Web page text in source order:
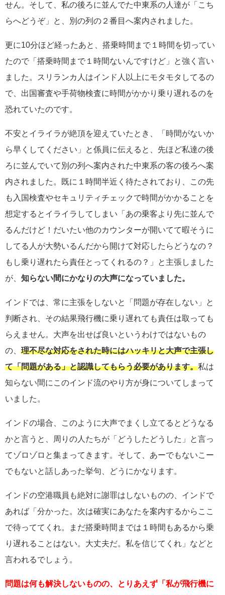
せん。そして、私の後ろに並んでた中東系の人達が「こち
らへどうぞ」と、別の列の２番目へ案内されました。
更に10分ほど経ったあと、搭乗時間まで１時間を切ってい
たので「搭乗時間まで１時間ないんですけど」と強く言い
ました。スリランカ人はインド人以上にモタモタしてるの
で、出国審査や手荷物検査に時間がかかり乗り遅れるのを
恐れていたのです。
不安とイライラが絶頂を迎えていたとき、「時間がないか
ら早くしてください」と係員に伝えると、先ほど私達の後
ろに並んでいて別の列へ案内された中東系の客の後ろへ案
内されました。既に１時間半近く待たされており、この先
も入国検査やセキュリティチェックで時間がかかることを
想定するとイライラしてしまい「あの乗客より先に並んで
るんだけど！だいたい他のカウンターが開いてて暇そうに
してる人が大勢いるんだから開けて対応したらどうなの？
もし乗り遅れたら責任とってくれるの？」と主張しました
が、 知らない間にかなりの大声になっていました。
インドでは、常に主張をしないと「問題が存在しない」と
判断され、その結果飛行機に乗り遅れても責任は取っても
らえません。大声を出せば良いというわけではないもの
の、 理不尽な対応をされた時にはハッキリと大声で主張し
て「問題がある」と認識してもらう必要があります。私は
知らない間にこのインド流のやり方が身についてしまって
いました。
インドの場合、このように大声でまくし立てるとどうなる
かと言うと、周りの人たちが「どうしたどうした」と言っ
てゾロゾロと集まってきます。そして、あーでもないこー
でもないと話しあった挙句、どうにかなります。
インドの空港職員も絶対に謝罪はしないものの、インドで
あれば「分かった。次は確実にあなたを案内するからここ
で待っててくれ。まだ搭乗時間までは１時間もあるから乗
り遅れることはない。大丈夫だ。私を信じてくれ」などと
言われるでしょう。
問題は何も解決しないものの、とりあえず「私が飛行機に